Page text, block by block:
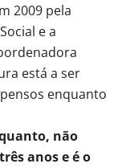
2009 pela
e a
está a ser
enquanto
não
anos e é o